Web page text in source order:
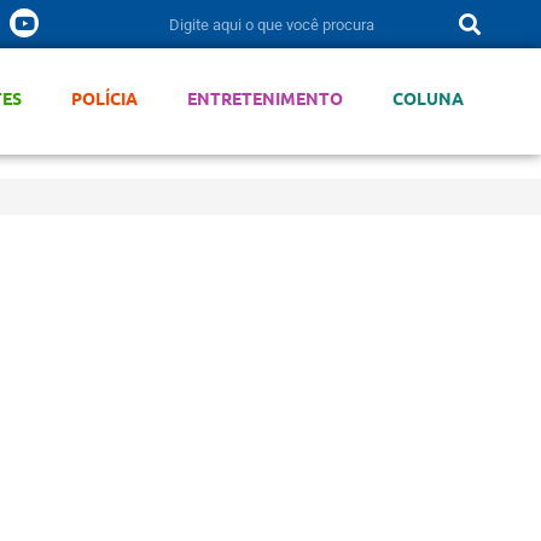
POLÍCIA ENTRETENIMENTO COLUNA